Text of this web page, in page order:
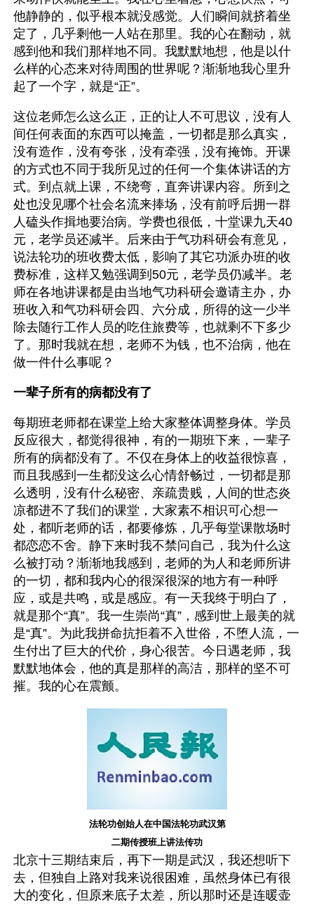
他静静的，似乎根本就没感觉。人们瞬间就挤着坐
定了，几乎剩他一人站在那里。我的心在翻动，就
感到他和我们那样地不同。我默默地想，他是以什
么样的心态来对待周围的世界呢？渐渐地我心里升
起了一个字，就是“正”。
这位老师怎么这么正，正的让人不可思议，没有人
间任何表面的东西可以掩盖，一切都是那么真实，
没有造作，没有夸张，没有牵强，没有掩饰。开课
的方式也不同于我所见过的任何一个集体讲话的方
式。到点就上课，不绕弯，直奔讲课内容。所到之
处也没见哪个社会名流来捧场，没有前呼后拥一群
人磕头作揖地要治病。学费也很低，十堂课九天40
元，老学员还减半。后来由于气功科研会有意见，
说法轮功的班收费太低，影响了其它功派办班的收
费标准，这样又勉强调到50元，老学员仍减半。老
师在各地讲课都是由当地气功科研会邀请主办，办
班收入和气功科研会四、六分成，所得的这一少半
除去随行工作人员的吃住旅费等，也就剩不下多少
了。那时我就在想，老师不为钱，也不治病，他在
做一件什么事呢？
一辈子所有的病都没有了
每期班老师都在课堂上给大家整体调整身体。学员
反应很大，都觉得很神，有的一期班下来，一辈子
所有的病都没有了。不仅在身体上的收益很惊喜，
而且我感到一生都没这么心情舒畅过，一切都是那
么透明，没有什么秘密、亲疏贵贱，人间的世态炎
凉都进不了我们的课堂，大家素不相识可心想一
处，都听老师的话，都要修炼，几乎每堂课散场时
都恋恋不舍。静下来时我不禁问自己，我为什么这
么被打动？渐渐地我感到，老师的为人和老师所讲
的一切，都和我内心的很深很深的地方有一种呼
应，或是共鸣，或是感应。有一天我终于明白了，
就是那个“真”。我一生崇尚“真”，感到世上最美的就
是“真”。为此我拼命抗拒着不入世俗，不堕人流，一
生付出了巨大的代价，身心很苦。今日遇老师，我
默默地体会，他的真是那样的高洁，那样的坚不可
摧。我的心在震颤。
法轮功创始人在中国法轮功武汉第
二期传授班上讲法传功
北京十三期结束后，再下一期是武汉，我还想听下
去，但独自上路对我来说很困难，虽然身体已有很
大的变化，但原来底子太差，所以那时还是连暖壶